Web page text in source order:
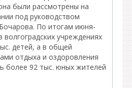
были рассмотрены на
под руководством
По итогам июня-
учреждениях
детей, а в общей
отдыха и оздоровления
более 92 тыс. юных жителей